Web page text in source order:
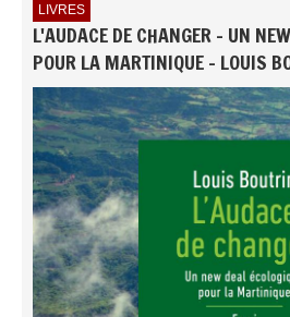
LIVRES
L'AUDACE DE CHANGER - UN
POUR LA MARTINIQUE - LOUIS